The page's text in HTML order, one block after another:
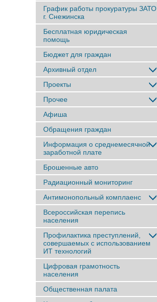
График работы прокуратуры ЗАТО
г. Снежинска
Бесплатная юридическая
помощь
Бюджет для граждан
Архивный отдел
Проекты
Прочее
Афиша
Обращения граждан
Информация о среднемесячной
заработной плате
Брошенные авто
Радиационный мониторинг
Антимонопольный комплаенс
Всероссийская перепись
населения
Профилактика преступлений,
совершаемых с использованием
ИТ технологий
Цифровая грамотность
населения
Общественная палата